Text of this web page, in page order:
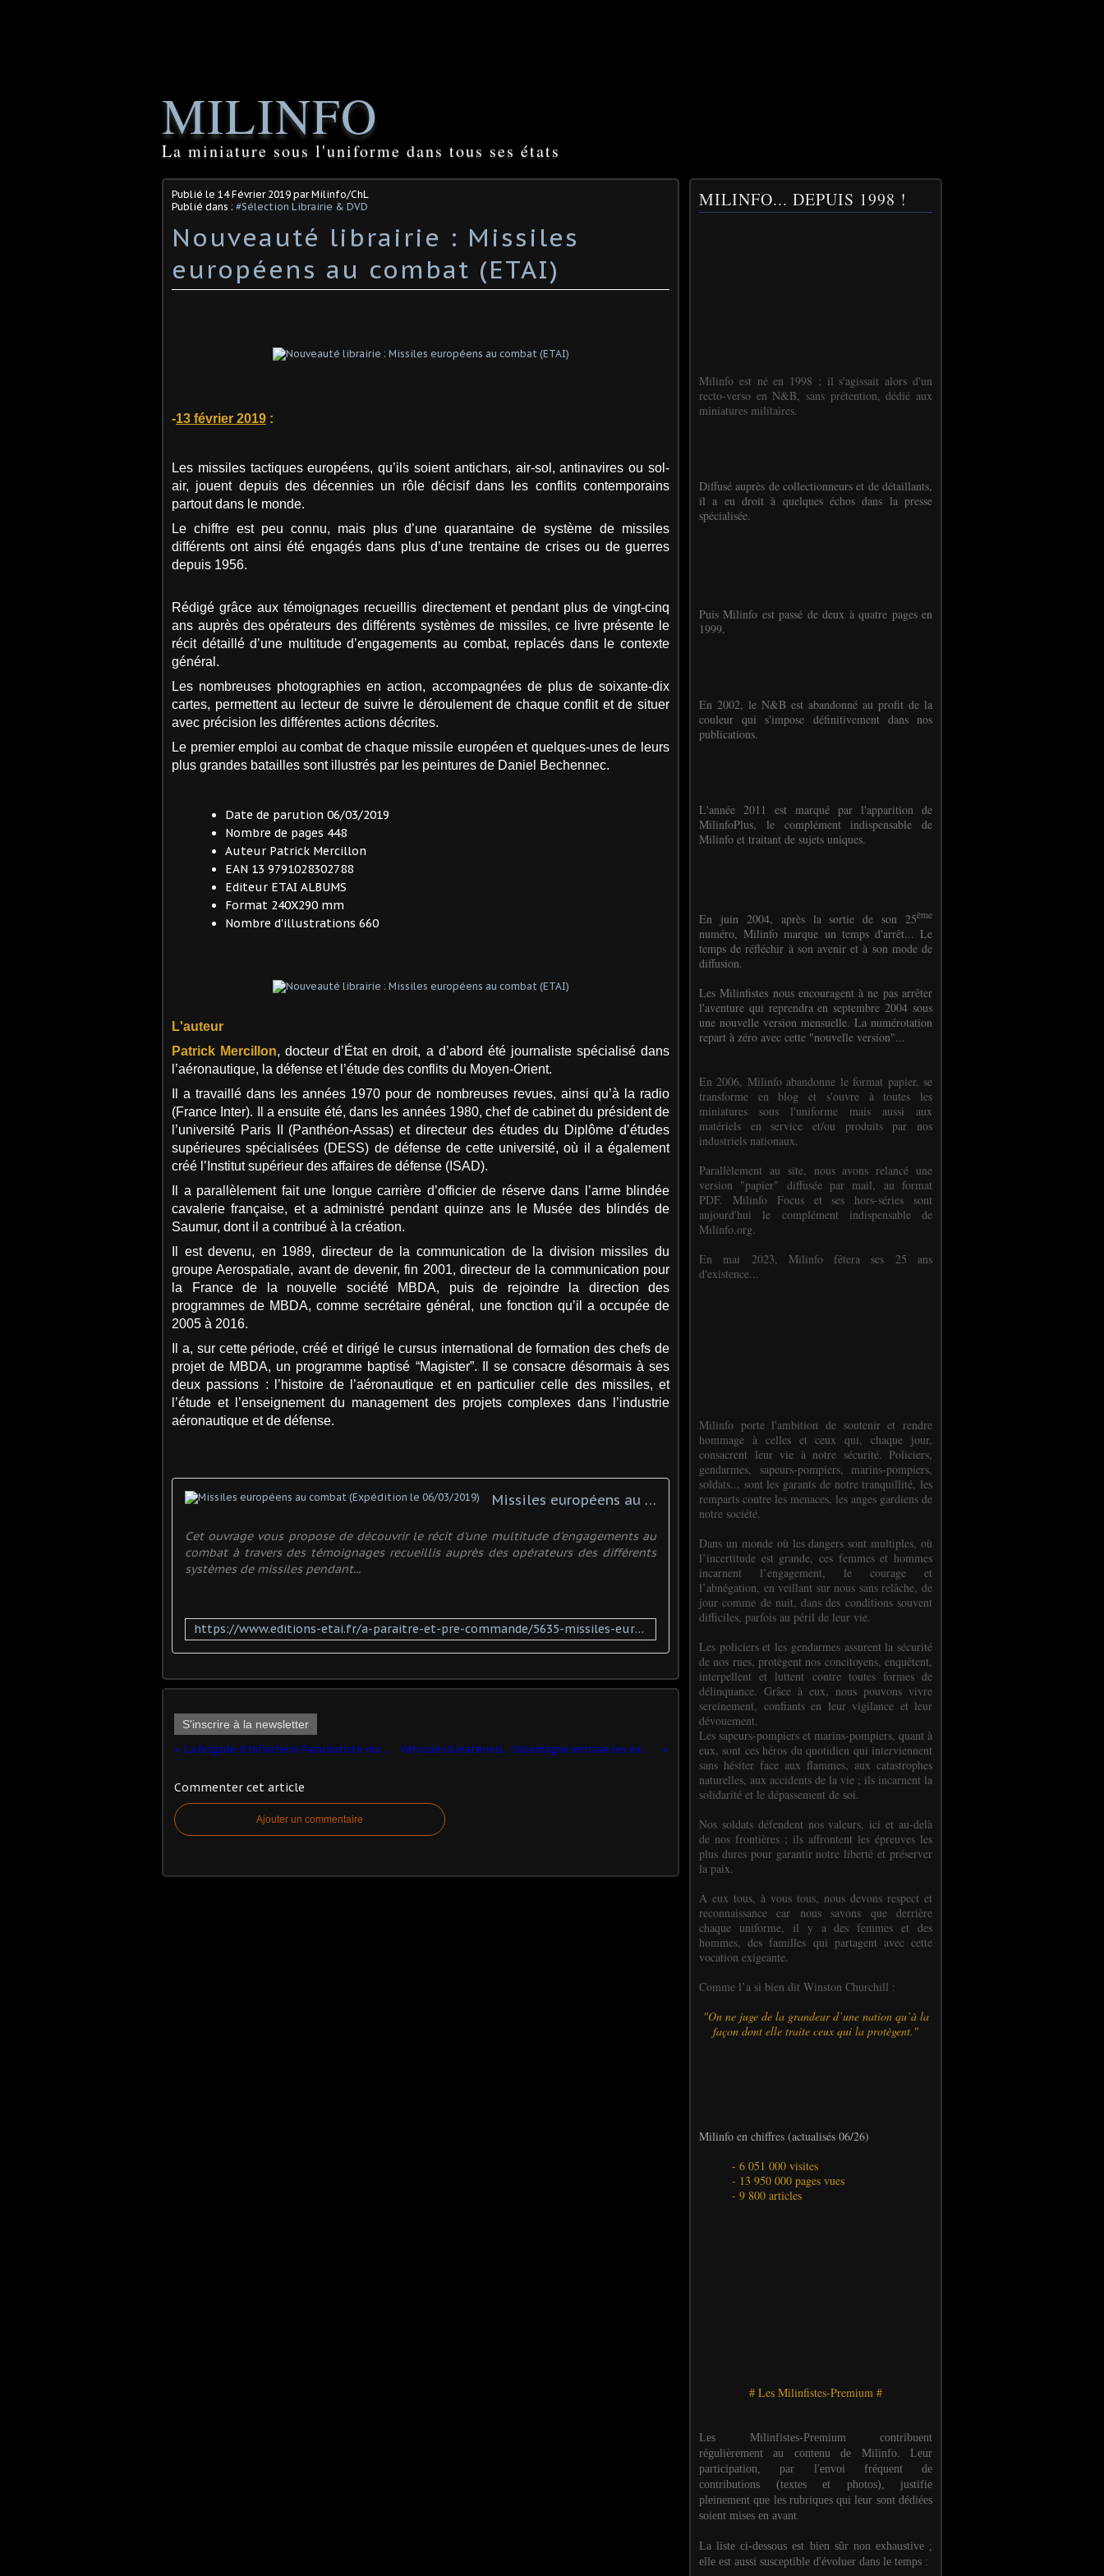
MILINFO
La miniature sous l'uniforme dans tous ses états
Publié le 14 Février 2019 par Milinfo/ChL
Publié dans : #Sélection Librairie & DVD
Nouveauté librairie : Missiles
européens au combat (ETAI)
-13 février 2019 :
Les missiles tactiques européens, qu’ils soient antichars, air-sol, antinavires ou sol-
air, jouent depuis des décennies un rôle décisif dans les conflits contemporains
partout dans le monde.
Le chiffre est peu connu, mais plus d’une quarantaine de système de missiles
différents ont ainsi été engagés dans plus d’une trentaine de crises ou de guerres
depuis 1956.
Rédigé grâce aux témoignages recueillis directement et pendant plus de vingt-cinq
ans auprès des opérateurs des différents systèmes de missiles, ce livre présente le
récit détaillé d’une multitude d’engagements au combat, replacés dans le contexte
général.
Les nombreuses photographies en action, accompagnées de plus de soixante-dix
cartes, permettent au lecteur de suivre le déroulement de chaque conflit et de situer
avec précision les différentes actions décrites.
Le premier emploi au combat de chaque missile européen et quelques-unes de leurs
plus grandes batailles sont illustrés par les peintures de Daniel Bechennec.
Date de parution 06/03/2019
Nombre de pages 448
Auteur Patrick Mercillon
EAN 13 9791028302788
Editeur ETAI ALBUMS
Format 240X290 mm
Nombre d'illustrations 660
L'auteur
Patrick Mercillon, docteur d’État en droit, a d’abord été journaliste spécialisé dans
l’aéronautique, la défense et l’étude des conflits du Moyen-Orient.
Il a travaillé dans les années 1970 pour de nombreuses revues, ainsi qu’à la radio
(France Inter). Il a ensuite été, dans les années 1980, chef de cabinet du président de
l’université Paris II (Panthéon-Assas) et directeur des études du Diplôme d’études
supérieures spécialisées (DESS) de défense de cette université, où il a également
créé l’Institut supérieur des affaires de défense (ISAD).
Il a parallèlement fait une longue carrière d’officier de réserve dans l’arme blindée
cavalerie française, et a administré pendant quinze ans le Musée des blindés de
Saumur, dont il a contribué à la création.
Il est devenu, en 1989, directeur de la communication de la division missiles du
groupe Aerospatiale, avant de devenir, fin 2001, directeur de la communication pour
la France de la nouvelle société MBDA, puis de rejoindre la direction des
programmes de MBDA, comme secrétaire général, une fonction qu’il a occupée de
2005 à 2016.
Il a, sur cette période, créé et dirigé le cursus international de formation des chefs de
projet de MBDA, un programme baptisé “Magister”. Il se consacre désormais à ses
deux passions : l’histoire de l’aéronautique et en particulier celle des missiles, et
l’étude et l’enseignement du management des projets complexes dans l’industrie
aéronautique et de défense.
Missiles européens au combat (Expédition le 06/03/2019)
Cet ouvrage vous propose de découvrir le récit d'une multitude d'engagements au
combat à travers des témoignages recueillis auprès des opérateurs des différents
systèmes de missiles pendant...
https://www.editions-etai.fr/a-paraitre-et-pre-commande/5635-missiles-europeens-au-combat-9791028302788.html
S'inscrire à la newsletter
La Brigade d’Infanterie Parachutiste marocaine au 1:43 (par Kamal) Véhicules&matériels : l'Allemagne entrave les exportations d'armements d'Arquus
Commenter cet article
Ajouter un commentaire
MILINFO... DEPUIS 1998 !
Milinfo est né en 1998 ; il s'agissait alors d'un
recto-verso en N&B, sans prétention, dédié aux
miniatures militaires.
Diffusé auprès de collectionneurs et de détaillants,
il a eu droit à quelques échos dans la presse
spécialisée.
Puis Milinfo est passé de deux à quatre pages en
1999.
En 2002, le N&B est abandonné au profit de la
couleur qui s'impose définitivement dans nos
publications.
L'année 2011 est marqué par l'apparition de
MilinfoPlus, le complément indispensable de
Milinfo et traitant de sujets uniques.
En juin 2004, après la sortie de son 25ème
numéro, Milinfo marque un temps d'arrêt... Le
temps de réfléchir à son avenir et à son mode de
diffusion.
Les Milinfistes nous encouragent à ne pas arrêter
l'aventure qui reprendra en septembre 2004 sous
une nouvelle version mensuelle. La numérotation
repart à zéro avec cette "nouvelle version"...
En 2006, Milinfo abandonne le format papier, se
transforme en blog et s'ouvre à toutes les
miniatures sous l'uniforme mais aussi aux
matériels en service et/ou produits par nos
industriels nationaux.
Parallèlement au site, nous avons relancé une
version "papier" diffusée par mail, au format
PDF. Milinfo Focus et ses hors-séries sont
aujourd'hui le complément indispensable de
Milinfo.org.
En mai 2023, Milinfo fêtera ses 25 ans
d'existence...
Milinfo porte l'ambition de soutenir et rendre
hommage à celles et ceux qui, chaque jour,
consacrent leur vie à notre sécurité. Policiers,
gendarmes, sapeurs-pompiers, marins-pompiers,
soldats... sont les garants de notre tranquillité, les
remparts contre les menaces, les anges gardiens de
notre société.
Dans un monde où les dangers sont multiples, où
l’incertitude est grande, ces femmes et hommes
incarnent l’engagement, le courage et
l’abnégation, en veillant sur nous sans relâche, de
jour comme de nuit, dans des conditions souvent
difficiles, parfois au péril de leur vie.
Les policiers et les gendarmes assurent la sécurité
de nos rues, protègent nos concitoyens, enquêtent,
interpellent et luttent contre toutes formes de
délinquance. Grâce à eux, nous pouvons vivre
sereinement, confiants en leur vigilance et leur
dévouement.
Les sapeurs-pompiers et marins-pompiers, quant à
eux, sont ces héros du quotidien qui interviennent
sans hésiter face aux flammes, aux catastrophes
naturelles, aux accidents de la vie ; ils incarnent la
solidarité et le dépassement de soi.
Nos soldats défendent nos valeurs, ici et au-delà
de nos frontières ; ils affrontent les épreuves les
plus dures pour garantir notre liberté et préserver
la paix.
À eux tous, à vous tous, nous devons respect et
reconnaissance car nous savons que derrière
chaque uniforme, il y a des femmes et des
hommes, des familles qui partagent avec cette
vocation exigeante.
Comme l’a si bien dit Winston Churchill :
"On ne juge de la grandeur d’une nation qu’à la
façon dont elle traite ceux qui la protègent."
Milinfo en chiffres (actualisés 06/26)
- 6 051 000 visites
- 13 950 000 pages vues
- 9 800 articles
# Les Milinfistes-Premium #
Les Milinfistes-Premium contribuent
régulièrement au contenu de Milinfo. Leur
participation, par l'envoi fréquent de
contributions (textes et photos), justifie
pleinement que les rubriques qui leur sont dédiées
soient mises en avant.
La liste ci-dessous est bien sûr non exhaustive ;
elle est aussi susceptible d'évoluer dans le temps :